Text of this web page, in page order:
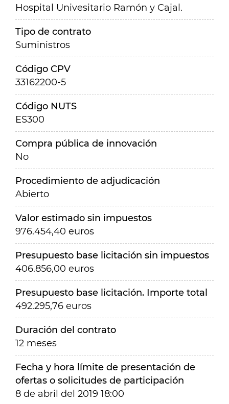
Hospital Univesitario Ramón y Cajal.
Tipo de contrato
Suministros
Código CPV
33162200-5
Código NUTS
ES300
Compra pública de innovación
No
Procedimiento de adjudicación
Abierto
Valor estimado sin impuestos
976.454,40 euros
Presupuesto base licitación sin impuestos
406.856,00 euros
Presupuesto base licitación. Importe total
492.295,76 euros
Duración del contrato
12 meses
Fecha y hora límite de presentación de
ofertas o solicitudes de participación
8 de abril del 2019 18:00